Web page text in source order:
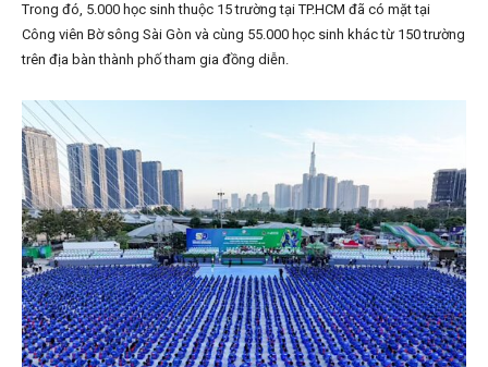
Trong đó, 5.000 học sinh thuộc 15 trường tại TP.HCM đã có mặt tại
Công viên Bờ sông Sài Gòn và cùng 55.000 học sinh khác từ 150 trường
trên địa bàn thành phố tham gia đồng diễn.